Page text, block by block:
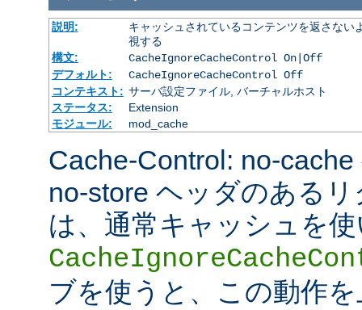
説明:
キャッシュされているコンテンツを返さな
視する
構文:
CacheIgnoreCacheControl On|Off
デフォルト:
CacheIgnoreCacheControl Off
コンテキスト: サーバ設定ファイル, バーチャルホスト
ステータス:
Extension
モジュール:
mod_cache
Cache-Control: no-
no-store ヘッダのある
は、通常キャッシュを
ブを使うと、この動作